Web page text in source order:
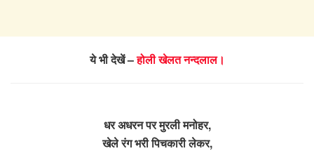
ये भी देखें –होली खेलत नन्दलाल।
धर अधरन पर मुरली मनोहर,
खेले रंग भरी पिचकारी लेकर,